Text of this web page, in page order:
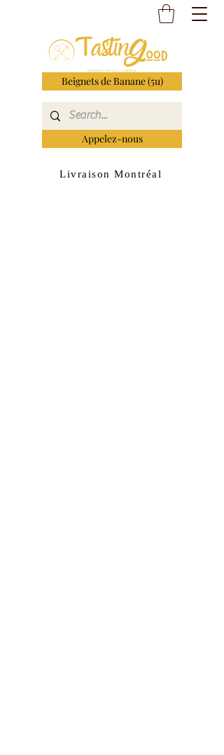
Beignets de Banane (5u)
Appelez-nous
Livraison Montréal